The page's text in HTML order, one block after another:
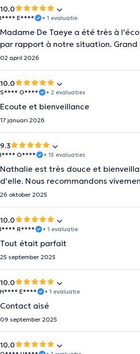
10.0
I**** E**** • 1 evaluatie
Madame De Taeye a été très à
par rapport à notre situation. Grand
02 april 2026
10.0
S**** O**** • 2 evaluaties
Ecoute et bienveillance
17 januari 2026
9.3
I**** O**** • 15 evaluaties
Nathalie est très douce et
d'elle. Nous recommandons
26 oktober 2025
10.0
I**** R**** • 1 evaluatie
Tout était parfait
25 september 2025
10.0
H**** E**** • 1 evaluatie
Contact aisé
09 september 2025
10.0